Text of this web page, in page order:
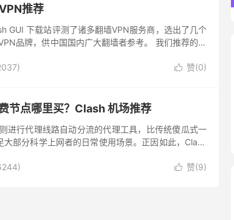
推荐
GUI 下载站评测了诸多翻墙VPN服务商，选出了几个
品牌，供中国国内广大翻墙者参考。 我们推荐的翻
 赞(0)
节点哪里买？Clash 机场推荐
进行代理线路自动分流的代理工具，比传统傻瓜式一
部分科学上网者的日常使用场景。正因如此，Clash
 赞(9)